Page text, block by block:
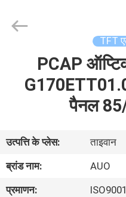
हमारे
बारे
में
Co.,LIMITED.
TFT
PCAP
पैनल
उत्पत्ति के प्लेस:
ताइवान
ब्रांड नाम:
AUO
प्रमाणन:
ISO9001